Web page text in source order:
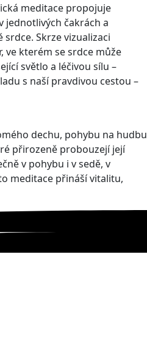
meditace propojuje
jednotlivých čakrách a
Skrze vizualizaci
ve kterém se srdce může
světlo a léčivou sílu –
s naší pravdivou cestou –
dechu, pohybu na hudbu
přirozeně probouzejí její
v pohybu i v sedě, v
meditace přináší vitalitu,